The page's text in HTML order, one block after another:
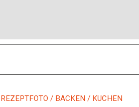
REZEPTFOTO / BACKEN / KUCHEN